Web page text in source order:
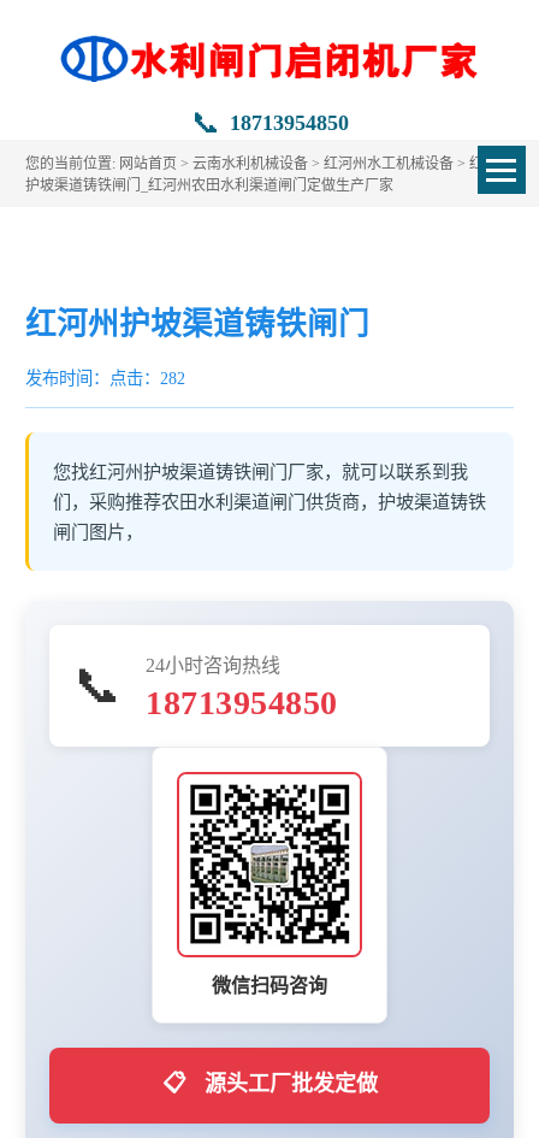
📞 18713954850
您的当前位置: 网站首页 >云南水利机械设备 >红河州水工机械设备 > 红河州
护坡渠道铸铁闸门_红河州农田水利渠道闸门定做生产厂家
红河州护坡渠道铸铁闸门
发布时间： 点击：282
您找红河州护坡渠道铸铁闸门厂家，就可以联系到我
们，采购推荐农田水利渠道闸门供货商，护坡渠道铸铁
闸门图片，
📞 24小时咨询热线
18713954850
微信扫码咨询
📋 源头工厂批发定做